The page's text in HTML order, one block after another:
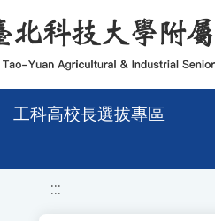
置
工科高校長選拔專區
:::